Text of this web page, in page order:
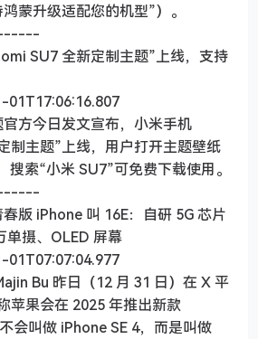
蒙升级适配您的机型”）。
SU7 全新定制主题”上线，支持
01T17:06:16.807
方今日发文宣布，小米手机
制主题”上线，用户打开主题壁纸
搜索“小米 SU7”可免费下载使用。
版 iPhone 叫 16E：自研 5G 芯片
单摄、OLED 屏幕
01T07:07:04.977
Bu 昨日（12 月 31 日）在 X 平
苹果会在 2025 年推出新款
会叫做 iPhone SE 4，而是叫做